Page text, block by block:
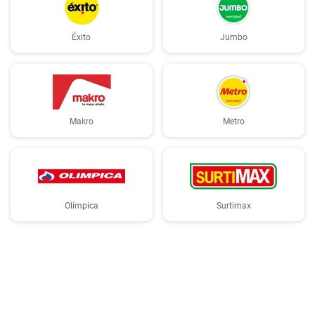
Éxito Jumbo
Makro Metro
Olímpica Surtimax